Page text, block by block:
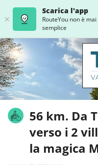
Scarica l'app
RouteYou non è
semplice
56 km. Da
verso i 2
la magica